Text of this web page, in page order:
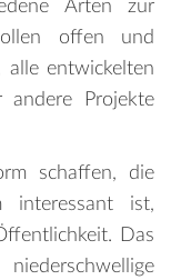
Arten zur
offen und
entwickelten
andere Projekte
schaffen, die
interessant ist,
Das